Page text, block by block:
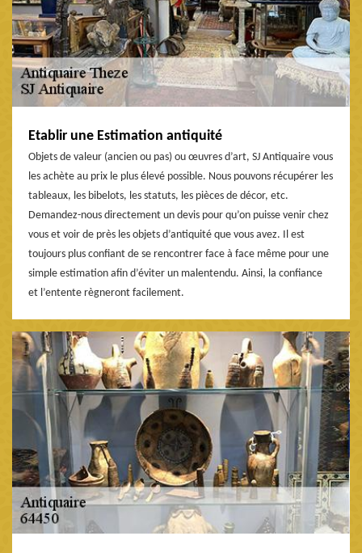
Etablir une Estimation antiquité
Objets de valeur (ancien ou pas) ou œuvres d’art, SJ Antiquaire vous
les achète au prix le plus élevé possible. Nous pouvons récupérer les
tableaux, les bibelots, les statuts, les pièces de décor, etc.
Demandez-nous directement un devis pour qu’on puisse venir chez
vous et voir de près les objets d’antiquité que vous avez. Il est
toujours plus confiant de se rencontrer face à face même pour une
simple estimation afin d’éviter un malentendu. Ainsi, la confiance
et l’entente règneront facilement.